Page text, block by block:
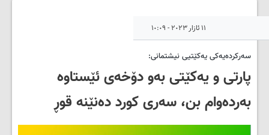
١١ ئازار ٢٠٢٣ - ١٠:٠٩
سەرکردەیەکی یەکێتیی نیشتمانی:
پارتی و یەکێتی بەو دۆخەی ئێستاوە
بەردەوام بن، سەری کورد دەنێنە قوڕ